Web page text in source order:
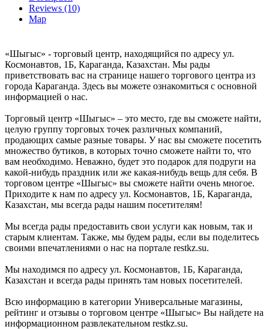
Reviews (10)
Map
«Шыгыс» - торговый центр, находящийся по адресу ул.
Космонавтов, 1Б, Караганда, Казахстан. Мы рады
приветствовать вас на странице нашего торгового центра из
города Караганда. Здесь вы можете ознакомиться с основной
информацией о нас.
Торговый центр «Шыгыс» – это место, где вы сможете найти,
целую группу торговых точек различных компаний,
продающих самые разные товары. У нас вы сможете посетить
множество бутиков, в которых точно сможете найти то, что
вам необходимо. Неважно, будет это подарок для подруги на
какой-нибудь праздник или же какая-нибудь вещь для себя. В
торговом центре «Шыгыс» вы сможете найти очень многое.
Приходите к нам по адресу ул. Космонавтов, 1Б, Караганда,
Казахстан, мы всегда рады нашим посетителям!
Мы всегда рады предоставить свои услуги как новым, так и
старым клиентам. Также, мы будем рады, если вы поделитесь
своими впечатлениями о нас на портале restkz.su.
Мы находимся по адресу ул. Космонавтов, 1Б, Караганда,
Казахстан и всегда рады принять там новых посетителей.
Всю информацию в категории Универсальные магазины,
рейтинг и отзывы о торговом центре «Шыгыс» Вы найдете на
информационном развлекательном restkz.su.